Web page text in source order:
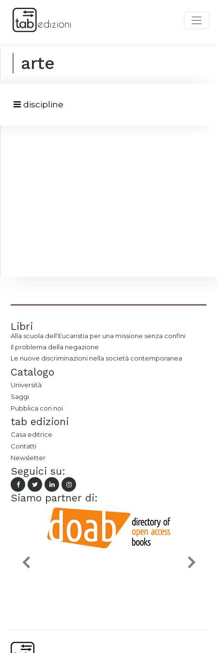
arte
discipline
Libri
Alla scuola dell'Eucaristia per una missione senza confini
Il problema della negazione
Le nuove discriminazioni nella società contemporanea
Catalogo
Università
Saggi
Pubblica con noi
tab edizioni
Casa editrice
Contatti
Newsletter
Seguici su:
Siamo partner di: